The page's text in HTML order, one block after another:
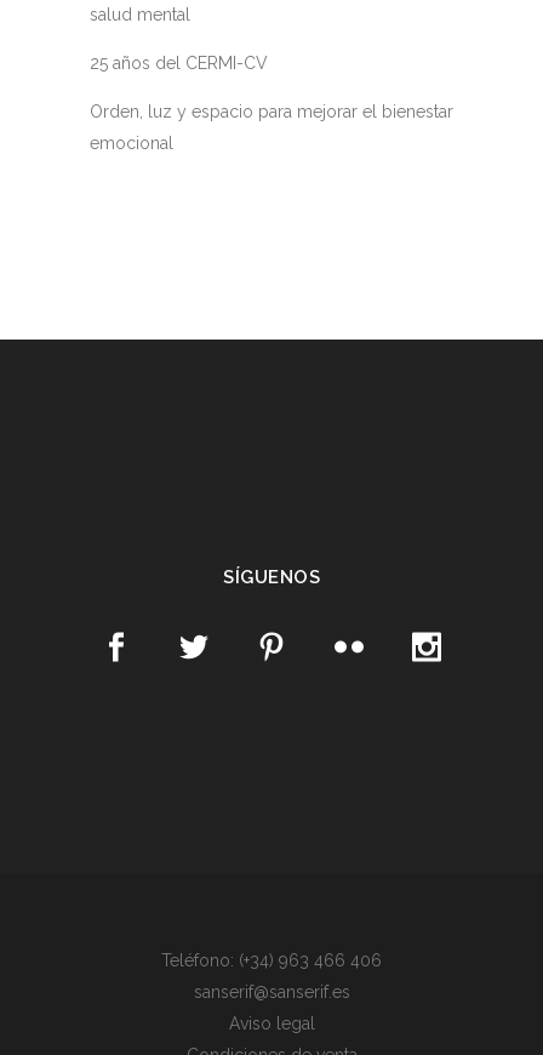
salud mental
25 años del CERMI-CV
Orden, luz y espacio para mejorar el bienestar
emocional
SÍGUENOS
Teléfono: (+34) 963 466 406
sanserif@sanserif.es
Aviso legal